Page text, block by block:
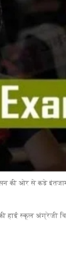
की ओर से कड़े
हाई स्कूल अंग्रेजी